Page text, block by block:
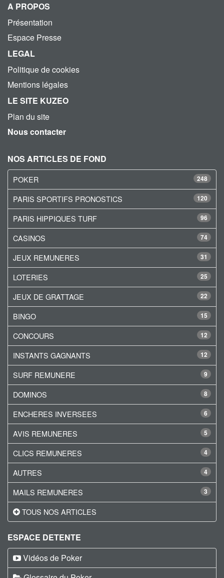
A PROPOS
Présentation
Espace Presse
LEGAL
Politique de cookies
Mentions légales
LE SITE KUZEO
Plan du site
Nous contacter
NOS ARTICLES DE FOND
248
POKER
120
PARIS SPORTIFS PRONOSTICS
96
PARIS HIPPIQUES TURF
74
CASINOS
31
JEUX REMUNERES
25
LOTERIES
22
JEUX DE GRATTAGE
15
BINGO
12
CONCOURS
12
INSTANTS GAGNANTS
9
SURF REMUNERE
8
DOMINOS
6
ENCHERES INVERSEES
5
AVIS REMUNERES
4
CLICS REMUNERES
4
AUTRES
3
MAILS REMUNERES
TOUS NOS ARTICLES
ESPACE DETENTE
Vidéos de Poker